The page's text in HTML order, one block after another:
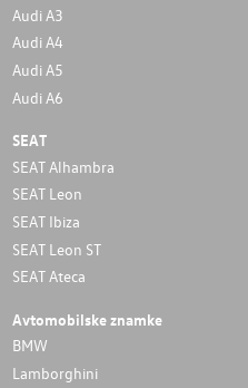
Audi A3
Audi A4
Audi A5
Audi A6
SEAT
SEAT Alhambra
SEAT Leon
SEAT Ibiza
SEAT Leon ST
SEAT Ateca
Avtomobilske znamke
BMW
Lamborghini